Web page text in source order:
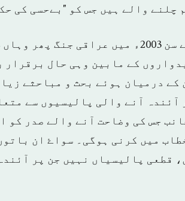
چلنے والے ہیں جس کو "بےحسی کی
کے مابین وہی حال
کے درمیان ہوئے بحث و مباحثے
آئندہ آنے والی پالیسیوں سے
جس کی وضاحت آنے والے صدر کو
میں کرنی ہوگی۔ سواۓ ان
قطعی پالیسیاں نہیں جن پر